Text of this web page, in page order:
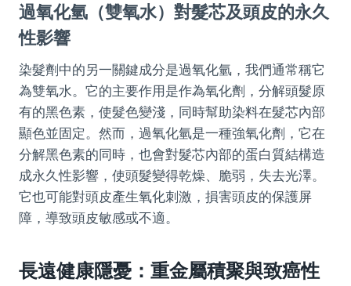
過氧化氫（雙氧水）對髮芯及頭皮的永久
性影響
染髮劑中的另一關鍵成分是過氧化氫，我們通常稱它
為雙氧水。它的主要作用是作為氧化劑，分解頭髮原
有的黑色素，使髮色變淺，同時幫助染料在髮芯內部
顯色並固定。然而，過氧化氫是一種強氧化劑，它在
分解黑色素的同時，也會對髮芯內部的蛋白質結構造
成永久性影響，使頭髮變得乾燥、脆弱，失去光澤。
它也可能對頭皮產生氧化刺激，損害頭皮的保護屏
障，導致頭皮敏感或不適。
長遠健康隱憂：重金屬積聚與致癌性